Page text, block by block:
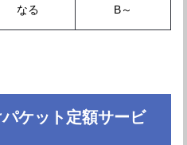
なる
B～
ケット定額サービ